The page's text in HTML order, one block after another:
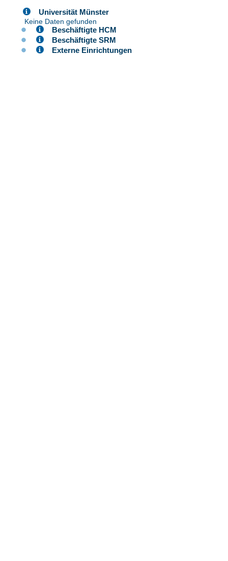
Universität Münster
Keine Daten gefunden
Beschäftigte HCM
Beschäftigte SRM
Externe Einrichtungen